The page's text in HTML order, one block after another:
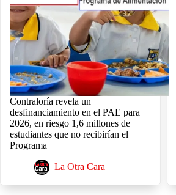
Contraloría revela un
desfinanciamiento en el PAE para
2026, en riesgo 1,6 millones de
estudiantes que no recibirían el
Programa
La Otra Cara